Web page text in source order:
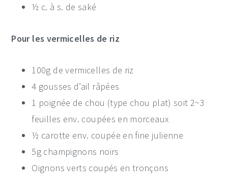
½ c. à s. de saké
Pour les vermicelles de riz
100g de vermicelles de riz
4 gousses d’ail râpées
1 poignée de chou (type chou plat) soit 2~3
feuilles env. coupées en morceaux
½ carotte env. coupée en fine julienne
5g champignons noirs
Oignons verts coupés en tronçons